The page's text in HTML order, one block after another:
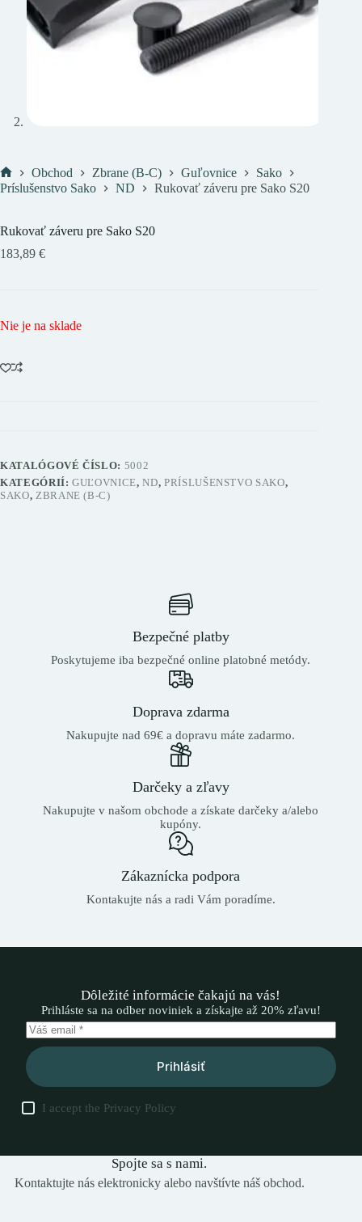
Domov
Obchod Zbrane (B-C) Guľovnice
Sako
Príslušenstvo Sako
ND Rukovať záveru pre Sako S20
Rukovať záveru pre Sako S20
183,89 €
Nie je na sklade
KATALÓGOVÉ ČÍSLO: 5002
KATEGÓRIÍ:GUĽOVNICE,ND, PRÍSLUŠENSTVO SAKO,
SAKO, ZBRANE (B-C)
Bezpečné platby
Poskytujeme iba bezpečné online platobné metódy.
Doprava zdarma
Nakupujte nad 69€ a dopravu máte zadarmo.
Darčeky a zľavy
Nakupujte v našom obchode a získate darčeky a/alebo
kupóny.
Zákaznícka podpora
Kontakujte nás a radi Vám poradíme.
Dôležité informácie čakajú na vás!
Prihláste sa na odber noviniek a získajte až 20% zľavu!
Prihlásiť
I accept the Privacy Policy
Spojte sa s nami.
Kontaktujte nás elektronicky alebo navštívte náš obchod.